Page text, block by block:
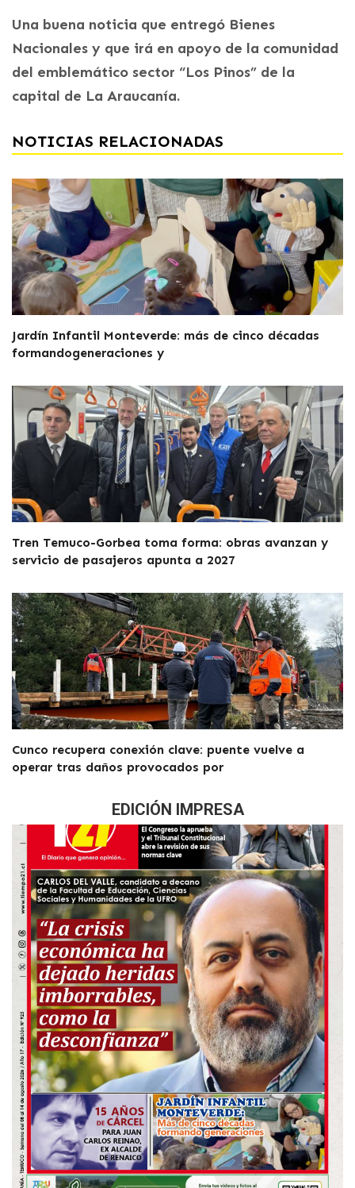
Una buena noticia que entregó Bienes
Nacionales y que irá en apoyo de la comunidad
del emblemático sector “Los Pinos” de la
capital de La Araucanía.
NOTICIAS RELACIONADAS
Jardín Infantil Monteverde: más de cinco décadas
formandogeneraciones y
Tren Temuco-Gorbea toma forma: obras avanzan y
servicio de pasajeros apunta a 2027
Cunco recupera conexión clave: puente vuelve a
operar tras daños provocados por
EDICIÓN IMPRESA